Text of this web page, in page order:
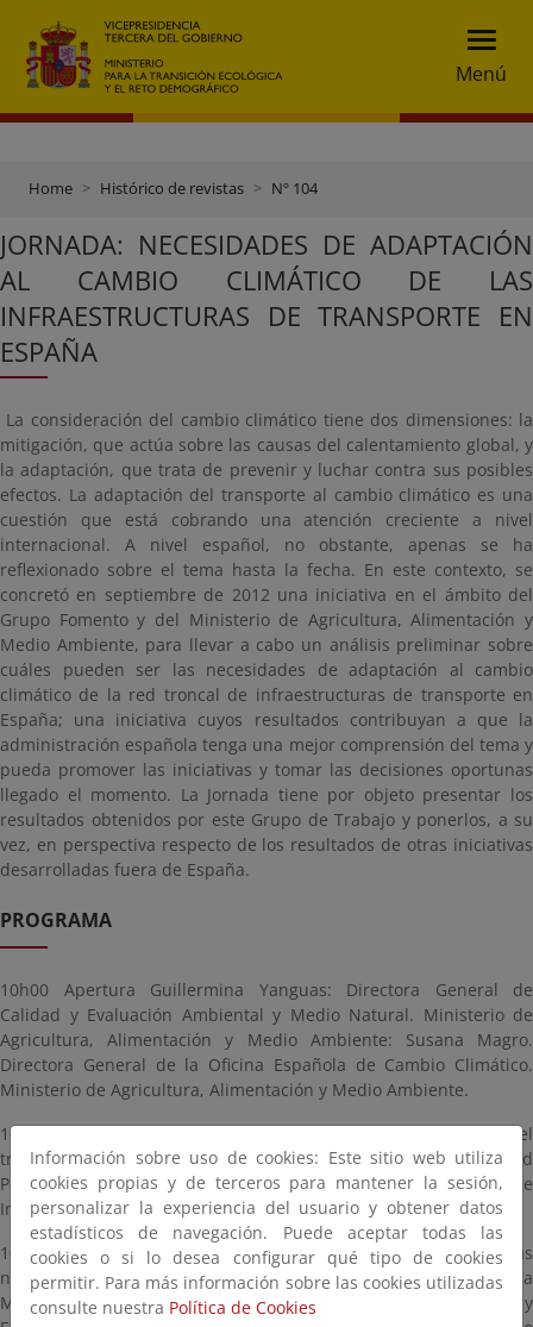
Menú
Home Histórico de revistas Nº 104
JORNADA: NECESIDADES DE ADAPTACIÓN
AL CAMBIO CLIMÁTICO DE LAS
INFRAESTRUCTURAS DE TRANSPORTE EN
ESPAÑA
La consideración del cambio climático tiene dos dimensiones: la
mitigación, que actúa sobre las causas del calentamiento global, y
la adaptación, que trata de prevenir y luchar contra sus posibles
efectos. La adaptación del transporte al cambio climático es una
cuestión que está cobrando una atención creciente a nivel
internacional. A nivel español, no obstante, apenas se ha
reflexionado sobre el tema hasta la fecha. En este contexto, se
concretó en septiembre de 2012 una iniciativa en el ámbito del
Grupo Fomento y del Ministerio de Agricultura, Alimentación y
Medio Ambiente, para llevar a cabo un análisis preliminar sobre
cuáles pueden ser las necesidades de adaptación al cambio
climático de la red troncal de infraestructuras de transporte en
España; una iniciativa cuyos resultados contribuyan a que la
administración española tenga una mejor comprensión del tema y
pueda promover las iniciativas y tomar las decisiones oportunas
llegado el momento. La Jornada tiene por objeto presentar los
resultados obtenidos por este Grupo de Trabajo y ponerlos, a su
vez, en perspectiva respecto de los resultados de otras iniciativas
desarrolladas fuera de España.
PROGRAMA
10h00 Apertura Guillermina Yanguas: Directora General de
Calidad y Evaluación Ambiental y Medio Natural. Ministerio de
Agricultura, Alimentación y Medio Ambiente: Susana Magro.
Directora General de la Oficina Española de Cambio Climático.
Ministerio de Agricultura, Alimentación y Medio Ambiente.
10h20 Iniciativas recientes fuera de España sobre adaptación del
transporte al cambio climático Angel Aparicio. Universidad
Politécnica de Madrid.European Topic Centre on Climate Change
Impacts, Vulnerability and Adaptation(EEA’s ETC/CCA).
10h45 Conclusiones del Grupo de Trabajo para el análisis de las
necesidades de adaptación de la red troncal española
Metodología adoptada: Alberto Compte. Centro de Estudios y
Información sobre uso de cookies: Este sitio web utiliza
cookies propias y de terceros para mantener la sesión,
personalizar la experiencia del usuario y obtener datos
estadísticos de navegación. Puede aceptar todas las
cookies o si lo desea configurar qué tipo de cookies
permitir. Para más información sobre las cookies utilizadas
consulte nuestra Política de Cookies